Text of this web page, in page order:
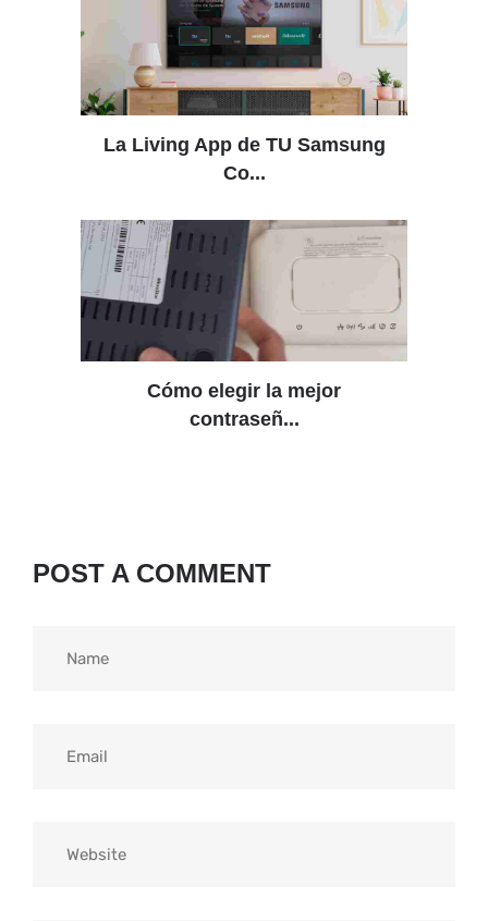
La Living App de TU Samsung
Co...
Cómo elegir la mejor
contraseñ...
POST A COMMENT